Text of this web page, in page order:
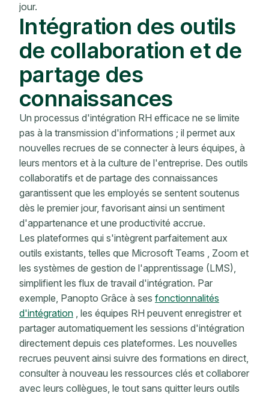
jour.
Intégration des outils
de collaboration et de
partage des
connaissances
Un processus d'intégration RH efficace ne se limite
pas à la transmission d'informations ; il permet aux
nouvelles recrues de se connecter à leurs équipes, à
leurs mentors et à la culture de l'entreprise. Des outils
collaboratifs et de partage des connaissances
garantissent que les employés se sentent soutenus
dès le premier jour, favorisant ainsi un sentiment
d'appartenance et une productivité accrue.
Les plateformes qui s'intègrent parfaitement aux
outils existants, telles que Microsoft Teams , Zoom et
les systèmes de gestion de l'apprentissage (LMS),
simplifient les flux de travail d'intégration. Par
exemple, Panopto Grâce à ses fonctionnalités
d'intégration , les équipes RH peuvent enregistrer et
partager automatiquement les sessions d'intégration
directement depuis ces plateformes. Les nouvelles
recrues peuvent ainsi suivre des formations en direct,
consulter à nouveau les ressources clés et collaborer
avec leurs collègues, le tout sans quitter leurs outils